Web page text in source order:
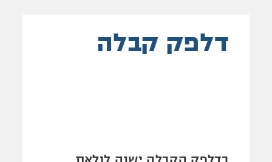
דלפק קבלה
בדלפק הקבלה ישנה לולאת